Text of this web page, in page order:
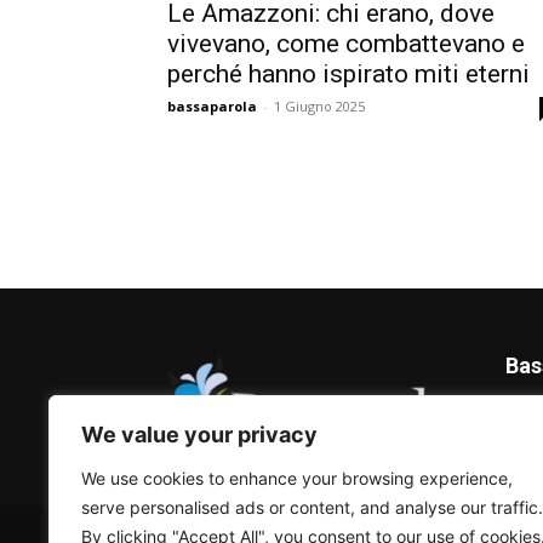
We value your privacy
We use cookies to enhance your browsing experience,
serve personalised ads or content, and analyse our traffic.
By clicking "Accept All", you consent to our use of cookies.
Le Amazzoni: chi erano, dove
vivevano, come combattevano e
perché hanno ispirato miti eterni
bassaparola - 1 Giugno 2025
© Bassaparola.it 2015-2025